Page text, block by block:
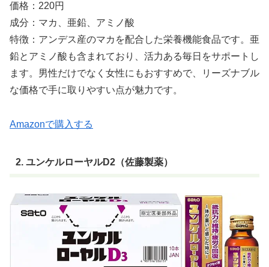
価格：220円
成分：マカ、亜鉛、アミノ酸
特徴：アンデス産のマカを配合した栄養機能食品です。亜
鉛とアミノ酸も含まれており、活力ある毎日をサポートし
ます。男性だけでなく女性にもおすすめで、リーズナブル
な価格で手に取りやすい点が魅力です。
Amazonで購入する
2. ユンケルローヤルD2（佐藤製薬）